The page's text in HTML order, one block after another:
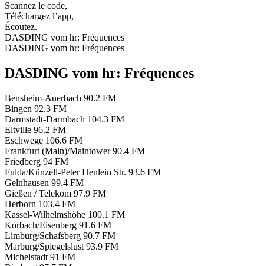
Scannez le code,
Téléchargez l’app,
Écoutez.
DASDING vom hr: Fréquences
DASDING vom hr: Fréquences
DASDING vom hr: Fréquences
Bensheim-Auerbach 90.2 FM
Bingen 92.3 FM
Darmstadt-Darmbach 104.3 FM
Eltville 96.2 FM
Eschwege 106.6 FM
Frankfurt (Main)/Maintower 90.4 FM
Friedberg 94 FM
Fulda/Künzell-Peter Henlein Str. 93.6 FM
Gelnhausen 99.4 FM
Gießen / Telekom 97.9 FM
Herborn 103.4 FM
Kassel-Wilhelmshöhe 100.1 FM
Korbach/Eisenberg 91.6 FM
Limburg/Schafsberg 90.7 FM
Marburg/Spiegelslust 93.9 FM
Michelstadt 91 FM